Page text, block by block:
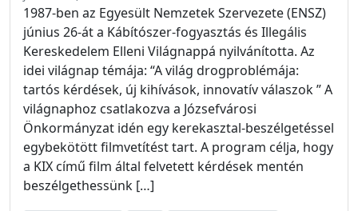
1987-ben az Egyesült Nemzetek Szervezete (ENSZ)
június 26-át a Kábítószer-fogyasztás és Illegális
Kereskedelem Elleni Világnappá nyilvánította. Az
idei világnap témája: “A világ drogproblémája:
tartós kérdések, új kihívások, innovatív válaszok ” A
világnaphoz csatlakozva a Józsefvárosi
Önkormányzat idén egy kerekasztal-beszélgetéssel
egybekötött filmvetítést tart. A program célja, hogy
a KIX című film által felvetett kérdések mentén
beszélgethessünk […]